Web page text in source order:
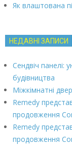
Як влаштована
НЕДАВНІ ЗАПИСИ
Сендвіч панелі:
будівництва
Міжкімнатні
Remedy
продовження
Remedy
продовження